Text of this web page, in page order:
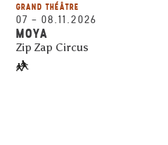
GRAND THÉÂTRE
07 – 08.11.2026
MOYA
Zip Zap Circus